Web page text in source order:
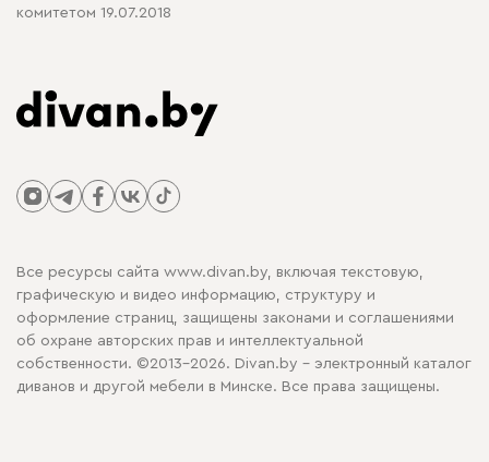
комитетом 19.07.2018
Все ресурсы сайта www.divan.by, включая текстовую,
графическую и видео информацию, структуру и
оформление страниц, защищены законами и соглашениями
об охране авторских прав и интеллектуальной
собственности. ©2013-2026. Divan.by - электронный каталог
диванов и другой мебели в Минске. Все права защищены.